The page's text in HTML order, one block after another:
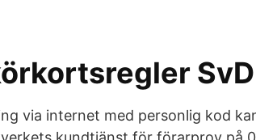
SvD
via internet med personlig kod